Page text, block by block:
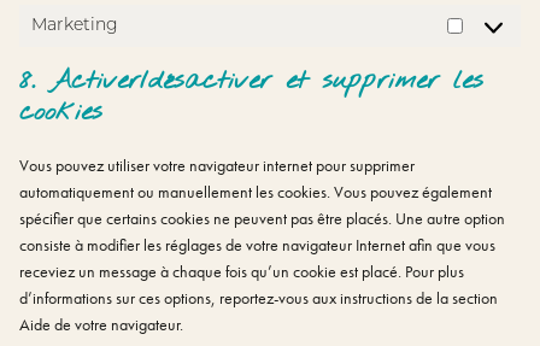
Marketing
8. Activer/désactiver et supprimer les
cookies
Vous pouvez utiliser votre navigateur internet pour supprimer
automatiquement ou manuellement les cookies. Vous pouvez également
spécifier que certains cookies ne peuvent pas être placés. Une autre option
consiste à modifier les réglages de votre navigateur Internet afin que vous
receviez un message à chaque fois qu’un cookie est placé. Pour plus
d’informations sur ces options, reportez-vous aux instructions de la section
Aide de votre navigateur.